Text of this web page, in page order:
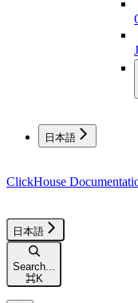
日本語
ClickHouse
日本語
Search...
⌘K